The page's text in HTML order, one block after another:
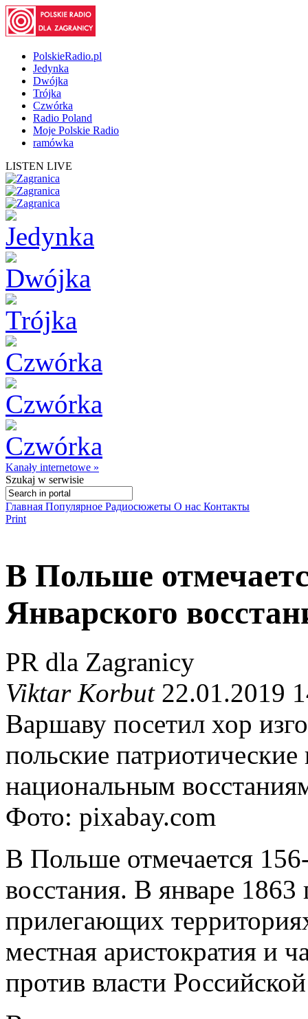
PolskieRadio.pl
Jedynka
Dwójka
Trójka
Czwórka
Radio Poland
Moje Polskie Radio
ramówka
LISTEN LIVE
Kanały internetowe »
Szukaj w serwisie
Главная Популярное Радиосюжеты О нас Контакты
Print
В Польше
Январского
PR dla Zagranicy
Viktar Korbut22.01.2019
Варшаву посетил хор
польские
национальным
Фото: pixabay.com
В Польше отмечается
восстания. В январе
прилегающих
местная аристократия и
против власти